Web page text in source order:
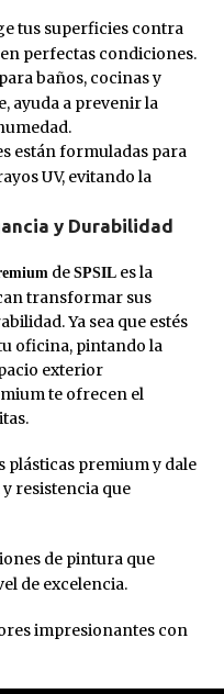
tus superficies contra
perfectas condiciones.
baños, cocinas y
ayuda a prevenir la
están formuladas para
UV, evitando la
y Durabilidad
de SPSIL es la
transformar sus
Ya sea que estés
oficina, pintando la
exterior
te ofrecen el
plásticas premium y dale
y resistencia que
de pintura que
de excelencia.
impresionantes con